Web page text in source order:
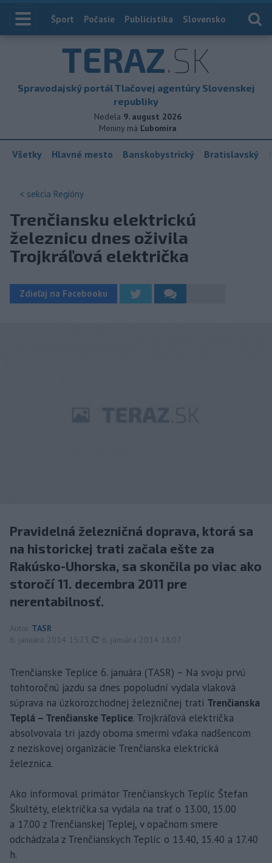
Index
Šport Počasie Publicistika Slovensko
TERAZ.SK
Spravodajský portál Tlačovej agentúry Slovenskej
republiky
Nedela 9. august 2026
Meniny má Ľubomíra
Všetky Hlavné mesto Banskobystrický Bratislavský
< sekcia Regióny
Trenčiansku elektrickú
železnicu dnes oživila
Trojkráľová električka
Zdieľaj na Facebooku
Pravidelná železničná doprava, ktorá sa
na historickej trati začala ešte za
Rakúsko-Uhorska, sa skončila po viac ako
storočí 11. decembra 2011 pre
nerentabilnosť.
Autor TASR
6. januára 2014 15:23
aktualizované
6. januára 2014 18:07
Trenčianske Teplice 6. januára (TASR) – Na svoju prvú
tohtoročnú jazdu sa dnes popoludní vydala vlaková
súprava na úzkorozchodnej železničnej trati Trenčianska
Teplá – Trenčianske Teplice. Trojkráľová električka
absolvovala tri jazdy oboma smermi vďaka nadšencom
z neziskovej organizácie Trenčianska elektrická
železnica.
Ako informoval primátor Trenčianskych Teplíc Štefan
Škultéty, električka sa vydala na trať o 13.00, 15.00
a 17.00 z Trenčianskej Teplej, v opačnom smere
odchádzala z Trenčianskych Teplíc o 13.40, 15.40 a 17.40
h.